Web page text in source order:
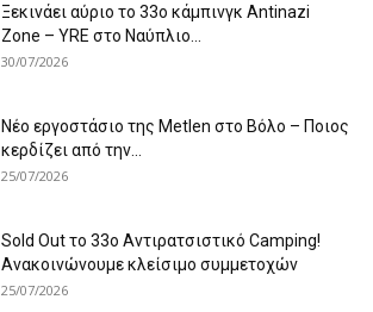
Ξεκινάει αύριο το 33ο κάμπινγκ Antinazi
Zone – YRE στο Ναύπλιο...
30/07/2026
Νέο εργοστάσιο της Metlen στο Βόλο – Ποιος
κερδίζει από την...
25/07/2026
Sold Out το 33ο Αντιρατσιστικό Camping!
Ανακοινώνουμε κλείσιμο συμμετοχών
25/07/2026